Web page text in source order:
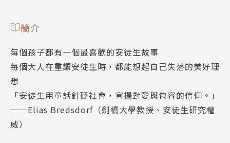
簡介
每個孩子都有一個最喜歡的安徒生故事
每個大人在重讀安徒生時，都能想起自己失落的美好理
想
「安徒生用童話針砭社會，宣揚對愛與包容的信仰。」
──Elias Bredsdorf（劍橋大學教授、安徒生研究權
威）